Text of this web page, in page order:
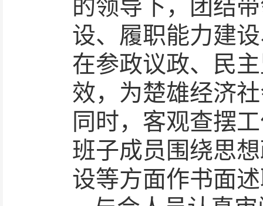
的领导下，团结
设、履职能力建
在参政议政、民
效，为楚雄经济
同时，客观查摆
班子成员围绕思
设等方面作书面